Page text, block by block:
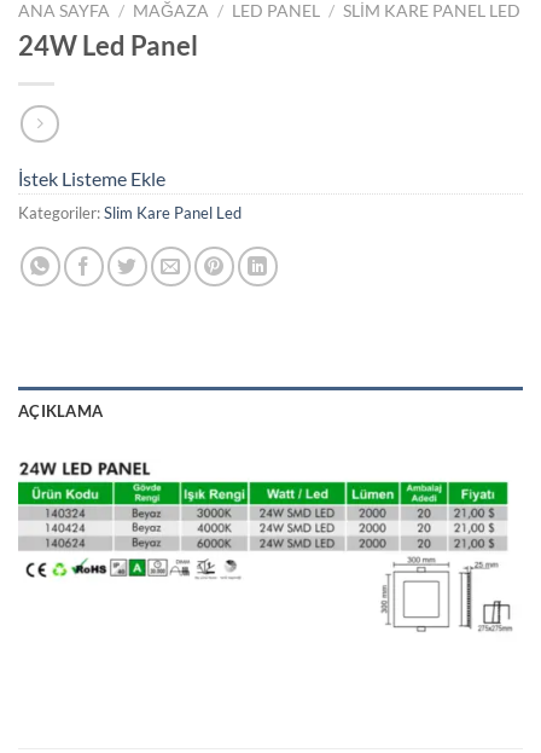
ANA SAYFA / MAĞAZA / LED PANEL / SLIM KARE PANEL LED
24W Led Panel
İstek Listeme Ekle
Kategoriler:Slim Kare Panel Led
AÇIKLAMA